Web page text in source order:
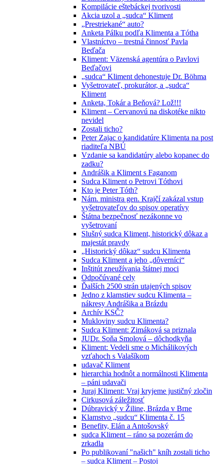
Kompilácie eštebáckej tvorivosti
Akcia uzol a „sudca“ Kliment
„Prestriekané“ auto?
Anketa Pálku podľa Klimenta a Tótha
Vlastníctvo – trestná činnosť Pavla
Beďača
Kliment: Väzenská agentúra o Pavlovi
Beďačovi
„sudca“ Kliment dehonestuje Dr. Böhma
Vyšetrovateľ, prokurátor, a „sudca“
Kliment
Anketa, Tokár a Beňová? Lož!!!
Kliment – Cervanovú na diskotéke nikto
nevidel
Zostali ticho?
Peter Zajac o kandidatúre Klimenta na post
riaditeľa NBÚ
Vzdanie sa kandidatúry alebo kopanec do
zadku?
Andrášik a Kliment s Faganom
Sudca Kliment o Petrovi Tóthovi
Kto je Peter Tóth?
Nám. ministra gen. Krajčí zakázal vstup
vyšetrovateľov do spisov operatívy
Štátna bezpečnosť nezákonne vo
vyšetrovaní
Slušný sudca Kliment, historický dôkaz a
majestát pravdy
„Historický dôkaz“ sudcu Klimenta
Sudca Kliment a jeho „dôverníci“
Inštitút zneužívania štátnej moci
Odpočúvané cely
Ďalších 2500 strán utajených spisov
Jedno z klamstiev sudcu Klimenta –
nákresy Andrášika a Brázdu
Archív KSČ?
Mukloviny sudcu Klimenta?
Sudca Kliment: Zimáková sa priznala
JUDr. Soňa Smolová – dôchodkyňa
Kliment: Vedeli sme o Michálikových
vzťahoch s Valašíkom
udavač Kliment
hierarchia hodnôt a normálnosti Klimenta
– páni udavači
Juraj Kliment: Vraj kryjeme justičný zločin
Cirkusová záležitosť
Dúbravický v Žiline, Brázda v Brne
Klamstvo „sudcu“ Klimenta č. 15
Benefity, Elán a Antošovský
sudca Kliment – ráno sa pozerám do
zrkadla
Po publikovaní "našich" kníh zostali ticho
– sudca Kliment – Postoj